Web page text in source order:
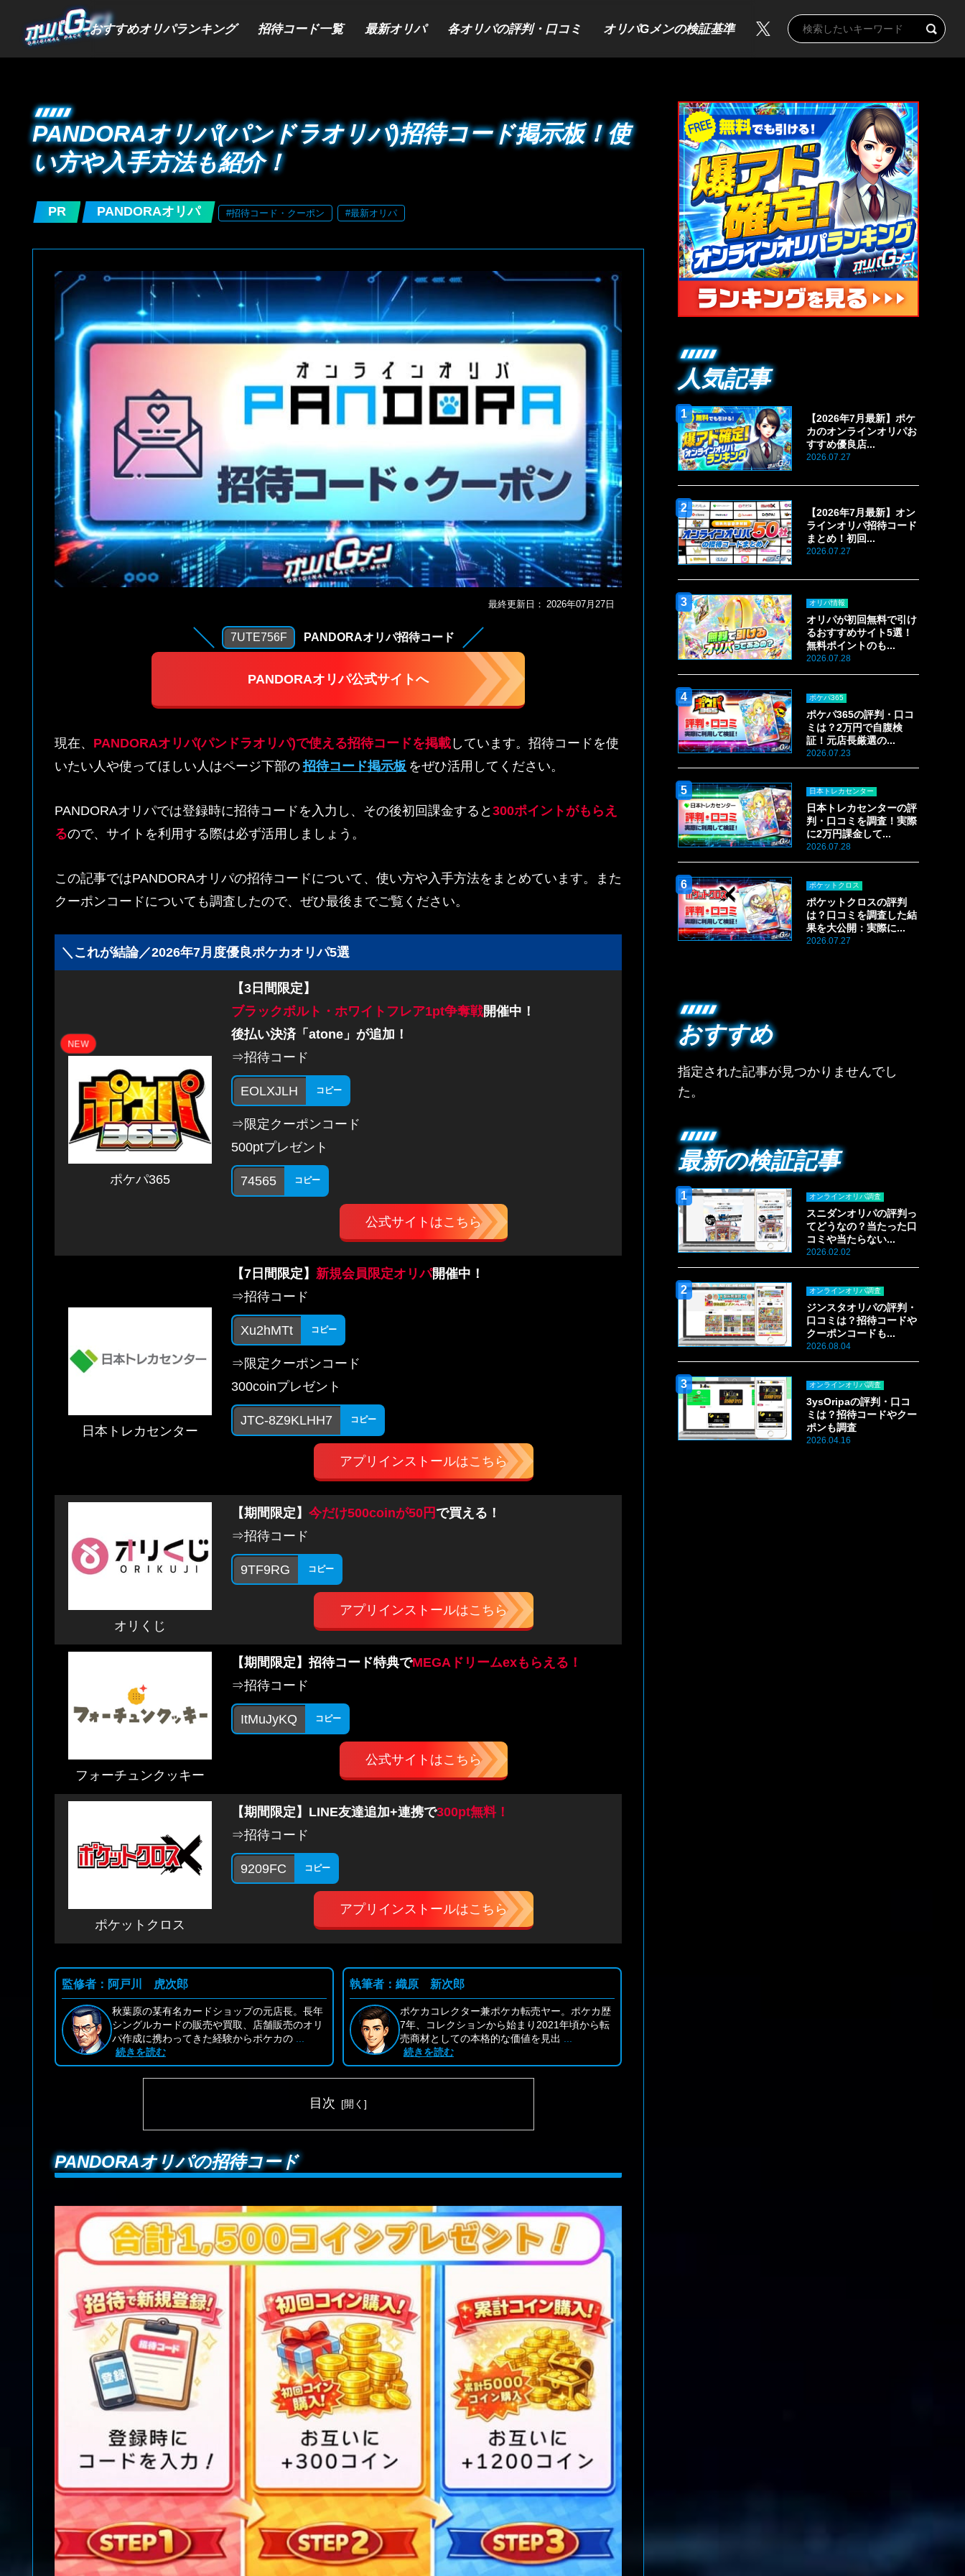
おすすめオリパランキング 招待コード一覧 最新オリパ 各オリパの評判・口コミ オリパGメンの検証基準
PANDORAオリパ(パンドラオリパ)招待コード掲示板！使
い方や入手方法も紹介！
PR PANDORAオリパ #招待コード・クーポン #最新オリパ
最終更新日： 2026年07月27日
7UTE756F PANDORAオリパ招待コード
PANDORAオリパ公式サイトへ
現在、 PANDORAオリパ(パンドラオリパ)で使える招待コードを掲載 しています。招待コードを使
いたい人や使ってほしい人はページ下部の招待コード掲示板 をぜひ活用してください。
PANDORAオリパでは登録時に招待コードを入力し、その後初回課金すると 300ポイントがもらえ
るので、サイトを利用する際は必ず活用しましょう。
この記事ではPANDORAオリパの招待コードについて、使い方や入手方法をまとめています。また
クーポンコードについても調査したので、ぜひ最後までご覧ください。
＼これが結論／2026年7月度優良ポケカオリパ5選
NEW
ポケパ365
【3日間限定】
ブラックボルト・ホワイトフレア1pt争奪戦開催中！
後払い決済「atone」が追加！
⇒招待コード
EOLXJLH コピー
⇒限定クーポンコード
500ptプレゼント
74565 コピー
公式サイトはこちら
日本トレカセンター
【7日間限定】 新規会員限定オリパ開催中！
⇒招待コード
Xu2hMTt コピー
⇒限定クーポンコード
300coinプレゼント
JTC-8Z9KLHH7 コピー
アプリインストールはこちら
オリくじ
【期間限定】 今だけ500coinが50円 で買える！
⇒招待コード
9TF9RG コピー
アプリインストールはこちら
フォーチュンクッキー
【期間限定】招待コード特典でMEGAドリームexもらえる！
⇒招待コード
ItMuJyKQ コピー
公式サイトはこちら
ポケットクロス
【期間限定】LINE友達追加+連携で300pt無料！
⇒招待コード
9209FC コピー
アプリインストールはこちら
監修者：阿戸川 虎次郎
秋葉原の某有名カードショップの元店長。長年
シングルカードの販売や買取、店舗販売のオリ
パ作成に携わってきた経験からポケカの
続きを読む
執筆者：織原 新次郎
ポケカコレクター兼ポケカ転売ヤー。ポケカ歴
7年、コレクションから始まり2021年頃から転
売商材としての本格的な価値を見出
続きを読む
目次
PANDORAオリパの招待コード
人気記事
【2026年7月最新】ポケ
カのオンラインオリパお
すすめ優良店...
2026.07.27
【2026年7月最新】オン
ラインオリパ招待コード
まとめ！初回...
2026.07.27
オリパ情報
オリパが初回無料で引け
るおすすめサイト5選！
無料ポイントのも...
2026.07.28
ポケパ365
ポケパ365の評判・口コ
ミは？2万円で自腹検
証！元店長厳選の...
2026.07.23
日本トレカセンター
日本トレカセンターの評
判・口コミを調査！実際
に2万円課金して...
2026.07.28
ポケットクロス
ポケットクロスの評判
は？口コミを調査した結
果を大公開：実際に...
2026.07.27
おすすめ
指定された記事が見つかりませんでし
た。
最新の検証記事
オンラインオリパ調査
スニダンオリパの評判っ
てどうなの？当たった口
コミや当たらない...
2026.02.02
オンラインオリパ調査
ジンスタオリパの評判・
口コミは？招待コードや
クーポンコードも...
2026.08.04
オンラインオリパ調査
3ysOripaの評判・口コ
ミは？招待コードやクー
ポンも調査
2026.04.16